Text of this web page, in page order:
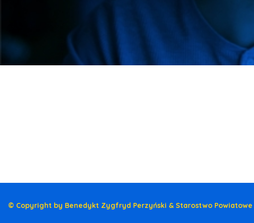
© Copyright by Benedykt Zygfryd Perzyński & Starostwo Powiatowe